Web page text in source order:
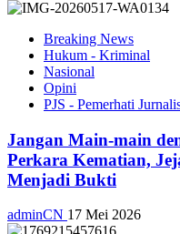
Breaking News
Hukum - Kriminal
Nasional
Opini
PJS - Pemerhati
Jangan Main-main
Perkara Kematian,
Menjadi Bukti
adminCN 17 Mei 2026